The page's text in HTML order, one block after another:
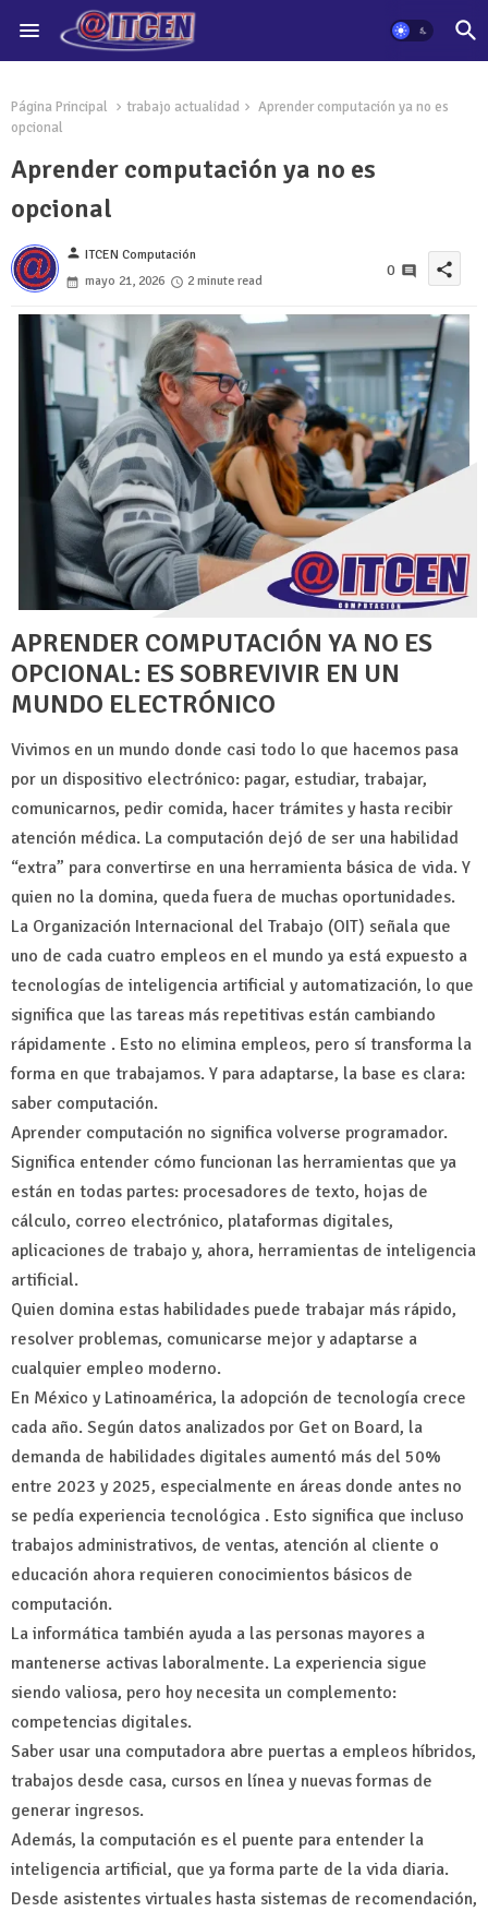
Página Principal trabajo actualidad
Aprender computación ya no es
opcional
Aprender computación ya no es
opcional
person ITCEN Computación
mayo 21, 2026
2 minute read
0 share
APRENDER COMPUTACIÓN YA NO ES
OPCIONAL: ES SOBREVIVIR EN UN
MUNDO ELECTRÓNICO
Vivimos en un mundo donde casi todo lo que hacemos pasa
por un dispositivo electrónico: pagar, estudiar, trabajar,
comunicarnos, pedir comida, hacer trámites y hasta recibir
atención médica. La computación dejó de ser una habilidad
“extra” para convertirse en una herramienta básica de vida. Y
quien no la domina, queda fuera de muchas oportunidades.
La Organización Internacional del Trabajo (OIT) señala que
uno de cada cuatro empleos en el mundo ya está expuesto a
tecnologías de inteligencia artificial y automatización, lo que
significa que las tareas más repetitivas están cambiando
rápidamente . Esto no elimina empleos, pero sí transforma la
forma en que trabajamos. Y para adaptarse, la base es clara:
saber computación.
Aprender computación no significa volverse programador.
Significa entender cómo funcionan las herramientas que ya
están en todas partes: procesadores de texto, hojas de
cálculo, correo electrónico, plataformas digitales,
aplicaciones de trabajo y, ahora, herramientas de inteligencia
artificial.
Quien domina estas habilidades puede trabajar más rápido,
resolver problemas, comunicarse mejor y adaptarse a
cualquier empleo moderno.
En México y Latinoamérica, la adopción de tecnología crece
cada año. Según datos analizados por Get on Board, la
demanda de habilidades digitales aumentó más del 50%
entre 2023 y 2025, especialmente en áreas donde antes no
se pedía experiencia tecnológica . Esto significa que incluso
trabajos administrativos, de ventas, atención al cliente o
educación ahora requieren conocimientos básicos de
computación.
La informática también ayuda a las personas mayores a
mantenerse activas laboralmente. La experiencia sigue
siendo valiosa, pero hoy necesita un complemento:
competencias digitales.
Saber usar una computadora abre puertas a empleos híbridos,
trabajos desde casa, cursos en línea y nuevas formas de
generar ingresos.
Además, la computación es el puente para entender la
inteligencia artificial, que ya forma parte de la vida diaria.
Desde asistentes virtuales hasta sistemas de recomendación,